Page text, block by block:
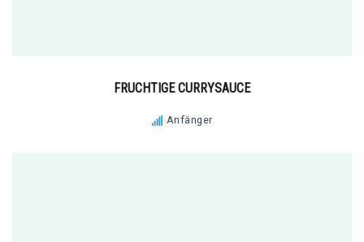
FRUCHTIGE CURRYSAUCE
Anfänger